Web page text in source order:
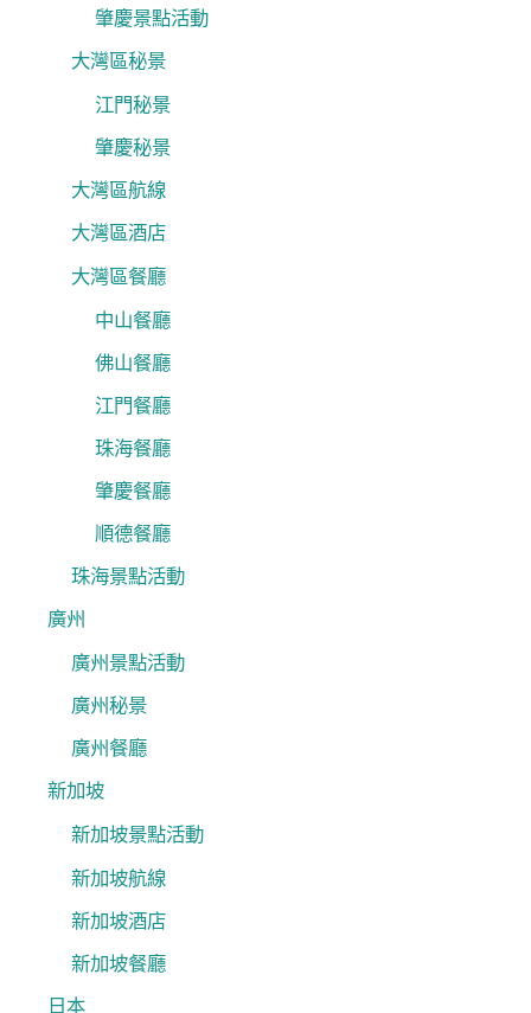
肇慶景點活動
大灣區秘景
江門秘景
肇慶秘景
大灣區航線
大灣區酒店
大灣區餐廳
中山餐廳
佛山餐廳
江門餐廳
珠海餐廳
肇慶餐廳
順德餐廳
珠海景點活動
廣州
廣州景點活動
廣州秘景
廣州餐廳
新加坡
新加坡景點活動
新加坡航線
新加坡酒店
新加坡餐廳
日本